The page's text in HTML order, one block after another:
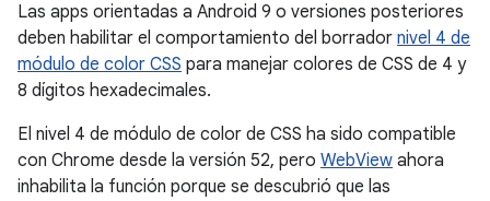
Las apps orientadas a Android 9 o versiones posteriores
deben habilitar el comportamiento del borrador nivel 4 de
módulo de color CSS para manejar colores de CSS de 4 y
8 dígitos hexadecimales.
El nivel 4 de módulo de color de CSS ha sido compatible
con Chrome desde la versión 52, pero WebView ahora
inhabilita la función porque se descubrió que las